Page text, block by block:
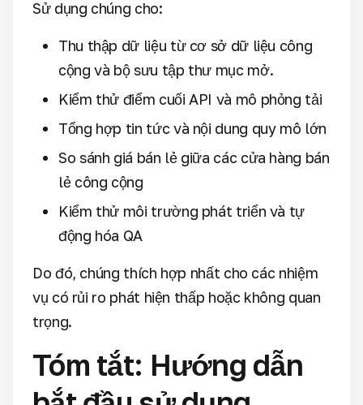
Sử dụng chúng cho:
Thu thập dữ liệu từ cơ sở dữ liệu công
cộng và bộ sưu tập thư mục mở.
Kiểm thử điểm cuối API và mô phỏng tải
Tổng hợp tin tức và nội dung quy mô lớn
So sánh giá bán lẻ giữa các cửa hàng bán
lẻ công cộng
Kiểm thử môi trường phát triển và tự
động hóa QA
Do đó, chúng thích hợp nhất cho các nhiệm
vụ có rủi ro phát hiện thấp hoặc không quan
trọng.
Tóm tắt: Hướng dẫn